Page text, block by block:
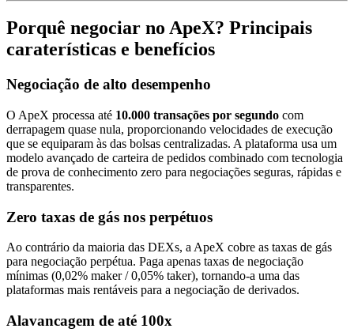
Porquê negociar no ApeX? Principais
caraterísticas e benefícios
Negociação de alto desempenho
O ApeX processa até 10.000 transações por segundo com
derrapagem quase nula, proporcionando velocidades de execução
que se equiparam às das bolsas centralizadas. A plataforma usa um
modelo avançado de carteira de pedidos combinado com tecnologia
de prova de conhecimento zero para negociações seguras, rápidas e
transparentes.
Zero taxas de gás nos perpétuos
Ao contrário da maioria das DEXs, a ApeX cobre as taxas de gás
para negociação perpétua. Paga apenas taxas de negociação
mínimas (0,02% maker / 0,05% taker), tornando-a uma das
plataformas mais rentáveis para a negociação de derivados.
Alavancagem de até 100x